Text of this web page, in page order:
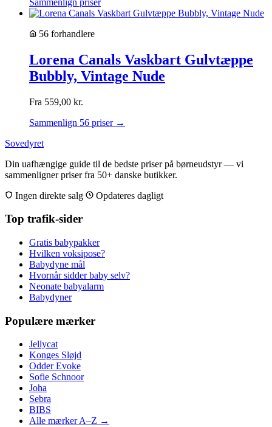
56 forhandlere
Lorena Canals Vaskbart Gulvtæppe
Bubbly, Vintage Nude
Fra 559,00 kr.
Sammenlign 56 priser →
Sovedyret
Din uafhængige guide til de bedste priser på børneudstyr — vi
sammenligner priser fra 50+ danske butikker.
Ingen direkte salg
Opdateres dagligt
Top trafik-sider
Gratis babypakker
Hvilken voksipose?
Babydyne mål
Hvornår sidder baby selv?
Neonate babyalarm
Babydyner
Populære mærker
Jellycat
Konges Sløjd
Odder Evoke
Sofie Schnoor
Joha
Sebra
BIBS
Alle mærker A–Z →